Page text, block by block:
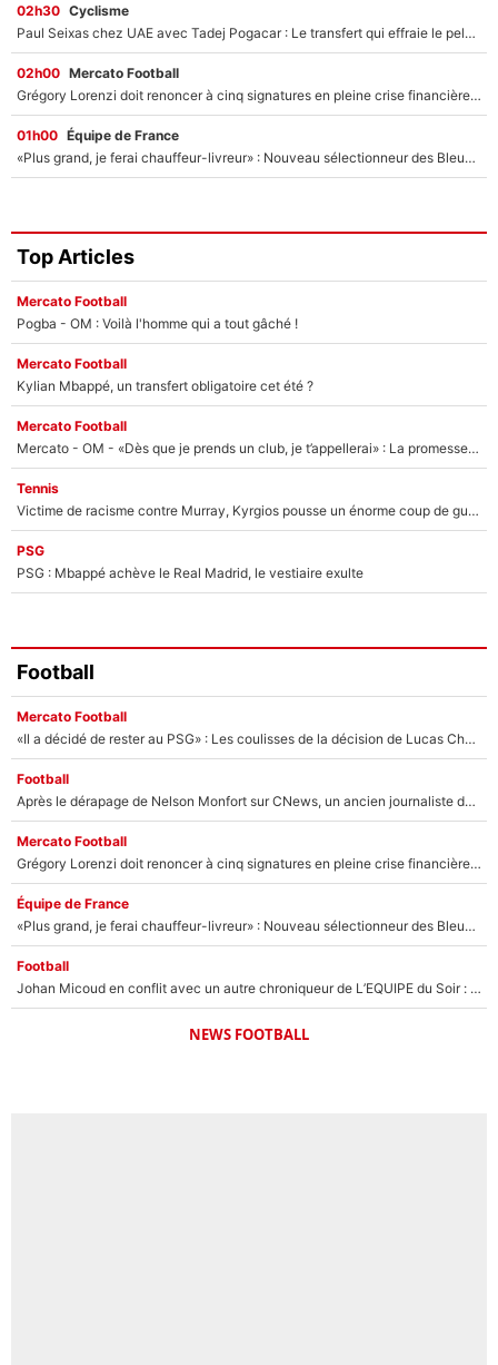
02h30 Cyclisme
Paul Seixas chez UAE avec Tadej Pogacar : Le transfert qui effraie le peloton, «c’est la pire des choses qui puisse arriver»
02h00 Mercato Football
Grégory Lorenzi doit renoncer à cinq signatures en pleine crise financière : L’IA propose sept noms à l’OM pour un mercato réussi... à seulement 5M€ !
01h00 Équipe de France
«Plus grand, je ferai chauffeur-livreur» : Nouveau sélectionneur des Bleus, Zinédine Zidane s’était imaginé un avenir très différent lorsqu'il était enfant
Top Articles
Mercato Football
Pogba - OM : Voilà l'homme qui a tout gâché !
Mercato Football
Kylian Mbappé, un transfert obligatoire cet été ?
Mercato Football
Mercato - OM - «Dès que je prends un club, je t’appellerai» : La promesse de Marcelino au moment de claquer la porte
Tennis
Victime de racisme contre Murray, Kyrgios pousse un énorme coup de gueule !
PSG
PSG : Mbappé achève le Real Madrid, le vestiaire exulte
Football
Mercato Football
«Il a décidé de rester au PSG» : Les coulisses de la décision de Lucas Chevalier pour son transfert
Football
Après le dérapage de Nelson Monfort sur CNews, un ancien journaliste de France Télévisions relance la polémique sur les incendies en Gironde
Mercato Football
Grégory Lorenzi doit renoncer à cinq signatures en pleine crise financière : L’IA propose sept noms à l’OM pour un mercato réussi... à seulement 5M€ !
Équipe de France
«Plus grand, je ferai chauffeur-livreur» : Nouveau sélectionneur des Bleus, Zinédine Zidane s’était imaginé un avenir très différent lorsqu'il était enfant
Football
Johan Micoud en conflit avec un autre chroniqueur de L’EQUIPE du Soir : «Pendant un moment, je ne les ai pas remis ensemble dans l'émission»
NEWS FOOTBALL